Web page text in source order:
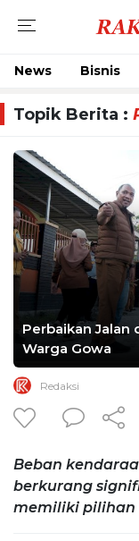
News Bisnis
Topik Berita :
Perbaikan Jalan
Warga Gowa
Redaksi
Beban
berkurang
memiliki pilihan